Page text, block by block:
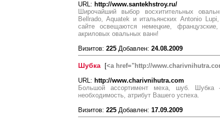
URL: http://www.santekhstroy.ru/
Широчайший выбор восхитительных
Bellrado, Aquatek и итальянских Antonio
сайте освещаются немецкие, французские,
акриловых овальных ванн!
Визитов: 225 Добавлен: 24.08.2009
Шубка [<a href="http://
URL: http://www.charivnihutra.com
Большой ассортимент меха, шуб.
необходимость, атрибут Вашего успеха.
Визитов: 225 Добавлен: 17.09.2009